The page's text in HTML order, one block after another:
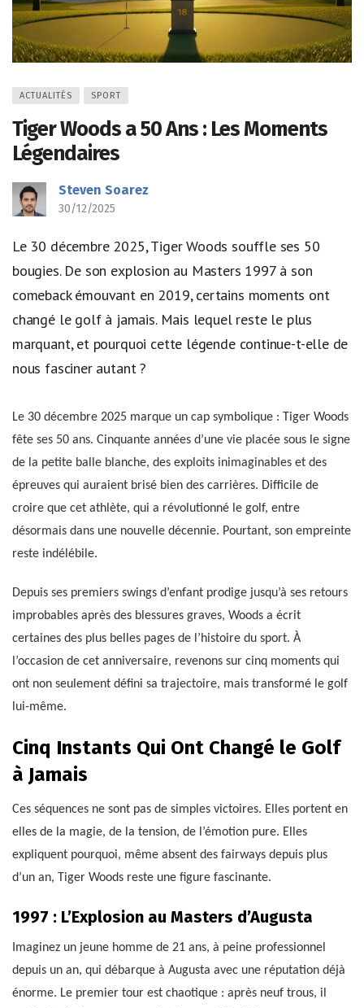
ACTUALITÉS SPORT
Tiger Woods a 50 Ans : Les Moments
Légendaires
Steven Soarez
30/12/2025
Le 30 décembre 2025, Tiger Woods souffle ses 50
bougies. De son explosion au Masters 1997 à son
comeback émouvant en 2019, certains moments ont
changé le golf à jamais. Mais lequel reste le plus
marquant, et pourquoi cette légende continue-t-elle de
nous fasciner autant ?
Le 30 décembre 2025 marque un cap symbolique : Tiger Woods
fête ses 50 ans. Cinquante années d’une vie placée sous le signe
de la petite balle blanche, des exploits inimaginables et des
épreuves qui auraient brisé bien des carrières. Difficile de
croire que cet athlète, qui a révolutionné le golf, entre
désormais dans une nouvelle décennie. Pourtant, son empreinte
reste indélébile.
Depuis ses premiers swings d’enfant prodige jusqu’à ses retours
improbables après des blessures graves, Woods a écrit
certaines des plus belles pages de l’histoire du sport. À
l’occasion de cet anniversaire, revenons sur cinq moments qui
ont non seulement défini sa trajectoire, mais transformé le golf
lui-même.
Cinq Instants Qui Ont Changé le Golf
à Jamais
Ces séquences ne sont pas de simples victoires. Elles portent en
elles de la magie, de la tension, de l’émotion pure. Elles
expliquent pourquoi, même absent des fairways depuis plus
d’un an, Tiger Woods reste une figure fascinante.
1997 : L’Explosion au Masters d’Augusta
Imaginez un jeune homme de 21 ans, à peine professionnel
depuis un an, qui débarque à Augusta avec une réputation déjà
énorme. Le premier tour est chaotique : après neuf trous, il